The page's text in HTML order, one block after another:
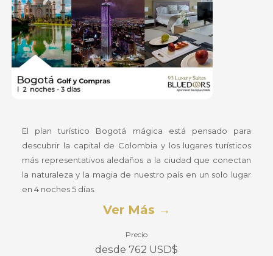
El plan turístico Bogotá mágica está pensado para
descubrir la capital de Colombia y los lugares turísticos
más representativos aledaños a la ciudad que conectan
la naturaleza y la magia de nuestro país en un solo lugar
en 4 noches 5 días.
Ver Más
Precio
desde 762 USD$